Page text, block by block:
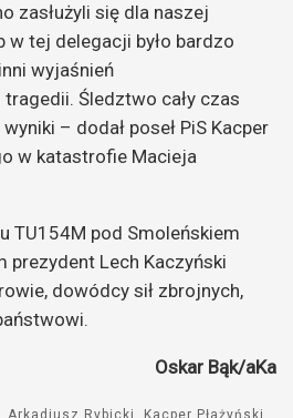
zasłużyli się dla naszej
w tej delegacji było bardzo
wyjaśnień
Śledztwo cały czas
– dodał poseł PiS Kacper
w katastrofie Macieja
TU154M pod Smoleńskiem
prezydent Lech Kaczyński
dowódcy sił zbrojnych,
Oskar Bąk/aKa
Arkadiusz Rybicki
Kacper Płażyński